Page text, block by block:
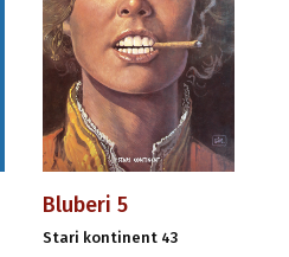
Bluberi 5
Stari kontinent 43